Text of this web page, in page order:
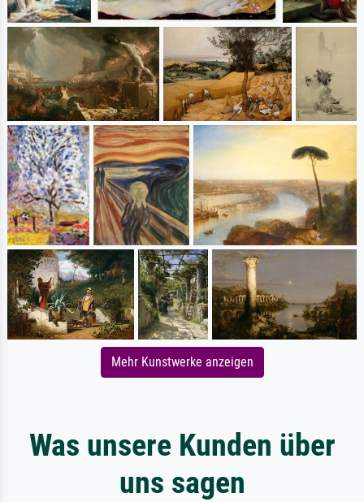
Mehr Kunstwerke anzeigen
Was unsere Kunden über
uns sagen